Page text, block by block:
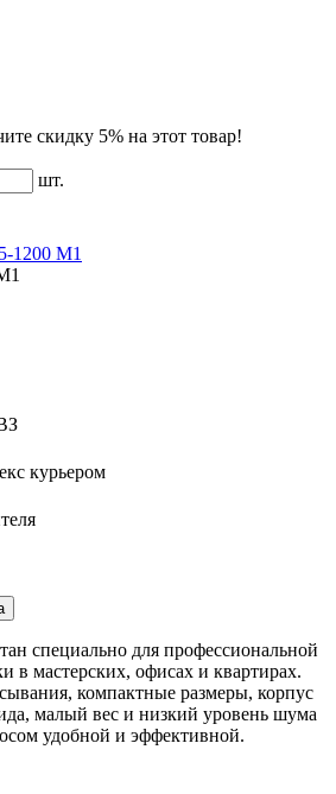
скидку 5% на этот товар!
шт.
1200 М1
курьером
специально для профессиональной
в мастерских, офисах и квартирах.
компактные размеры, корпус
малый вес и низкий уровень шума
удобной и эффективной.